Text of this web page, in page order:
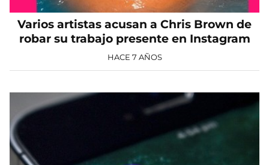
Varios artistas acusan a Chris Brown de
robar su trabajo presente en Instagram
HACE 7 AÑOS